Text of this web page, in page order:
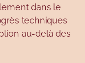
dans le
techniques
au-delà des